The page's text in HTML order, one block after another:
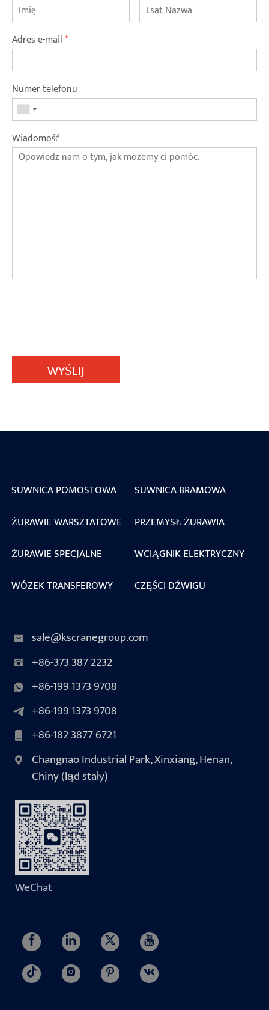
Adres e-mail*
Numer telefonu
Wiadomość
WYŚLIJ
SUWNICA POMOSTOWA
SUWNICA BRAMOWA
ŻURAWIE WARSZTATOWE
PRZEMYSŁ ŻURAWIA
ŻURAWIE SPECJALNE
WCIĄGNIK ELEKTRYCZNY
WÓZEK TRANSFEROWY
CZĘŚCI DŹWIGU
sale@kscranegroup.com
+86-373 387 2232
+86-199 1373 9708
+86-199 1373 9708
+86-182 3877 6721
Changnao Industrial Park, Xinxiang, Henan,
Chiny (ląd stały)
WeChat